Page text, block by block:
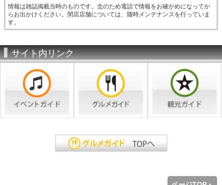
情報は雑誌掲載当時のものです。念のため電話で情報をお確かめになってか
らお出かけください。閉店店舗については、随時メンテナンスを行っていま
す。
サイト内リンク